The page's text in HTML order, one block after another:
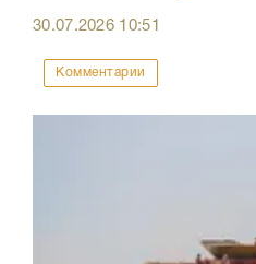
30.07.2026 10:51
Комментарии